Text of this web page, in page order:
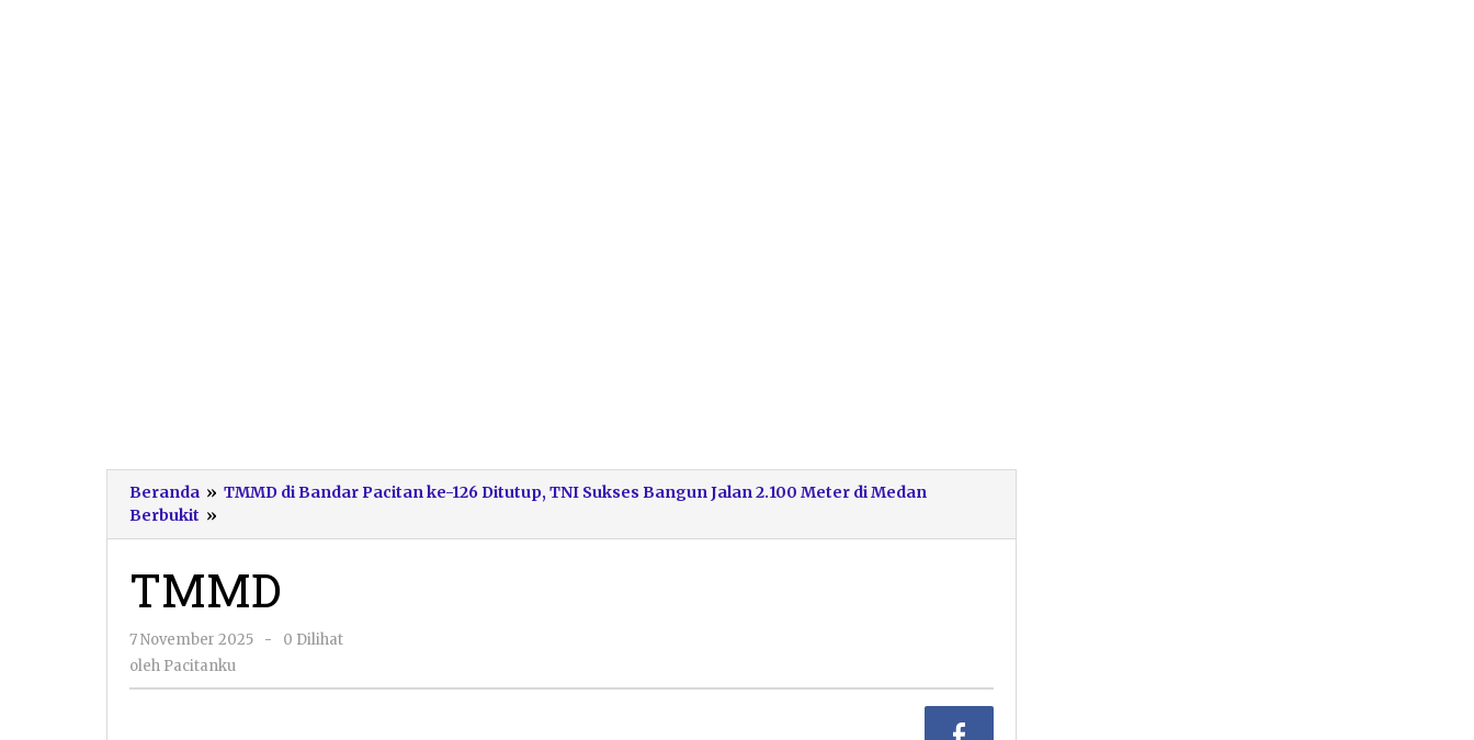
Beranda » TMMD di Bandar Pacitan ke-126 Ditutup, TNI Sukses Bangun Jalan 2.100 Meter di Medan
Berbukit »
TMMD
7 November 2025
oleh
-
0 Dilihat
oleh Pacitanku